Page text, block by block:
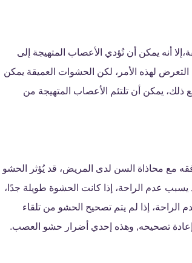
أنه يمكن أن تُؤدي الأعصاب المتهيجة إلى
لهذه الأمر، لكن الحشوات العميقة يمكن
ذلك، يمكن أن تلتئم الأعصاب المتهيجة من
مع محاذاة السن لدى المريض، قد يُؤثر الحشو
عدم الراحة، إذا كانت الحشوة طويلة جدًا،
إذا لم يتم تصحيح الحشو من تلقاء
تصحيحه, وهذه إحدي أضرار حشو العصب.